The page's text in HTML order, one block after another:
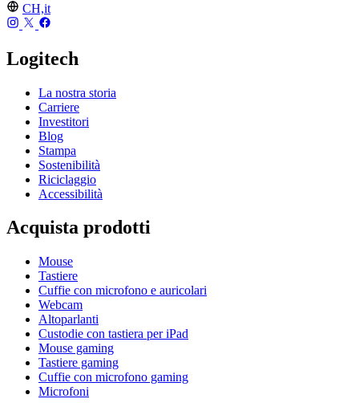
CH,it
Logitech
La nostra storia
Carriere
Investitori
Blog
Stampa
Sostenibilità
Riciclaggio
Accessibilità
Acquista prodotti
Mouse
Tastiere
Cuffie con microfono e auricolari
Webcam
Altoparlanti
Custodie con tastiera per iPad
Mouse gaming
Tastiere gaming
Cuffie con microfono gaming
Microfoni